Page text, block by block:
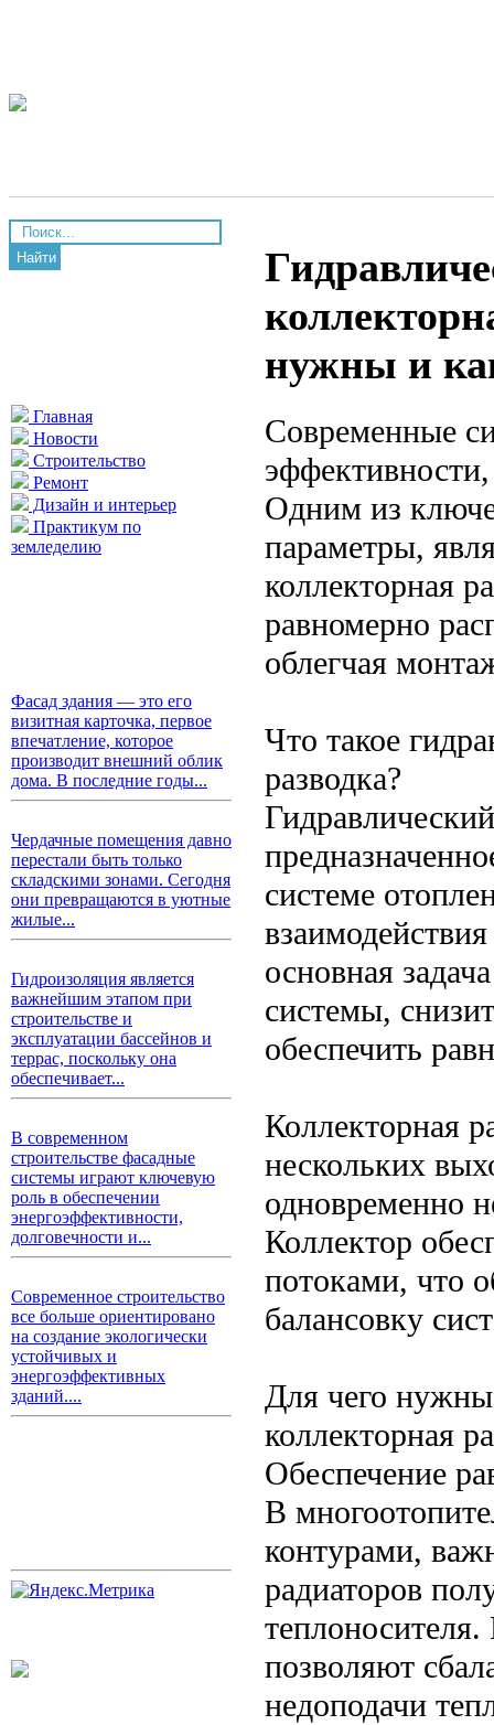
Найти
Главная
Новости
Строительство
Ремонт
Дизайн и интерьер
Практикум по
земледелию
Фасад здания — это его
визитная карточка, первое
впечатление, которое
производит внешний облик
дома. В последние годы...
Чердачные помещения давно
перестали быть только
складскими зонами. Сегодня
они превращаются в уютные
жилые...
Гидроизоляция является
важнейшим этапом при
строительстве и
эксплуатации бассейнов и
террас, поскольку она
обеспечивает...
В современном
строительстве фасадные
системы играют ключевую
роль в обеспечении
энергоэффективности,
долговечности и...
Современное строительство
все больше ориентировано
на создание экологически
устойчивых и
энергоэффективных
зданий....
нужны и
Современные
Одним из
параметры,
коллекторная
равномерно
облегчая
Что такое
разводка?
системе
основная
системы,
обеспечить
Коллекторная
нескольких
одновременно
Коллектор
потоками, что
балансовку
Для чего нужны
коллекторная
Обеспечение
В
контурами,
радиаторов
теплоносителя.
позволяют
недоподачи